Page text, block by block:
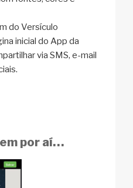
do Versículo
inicial do App da
via SMS, e-mail
por aí…